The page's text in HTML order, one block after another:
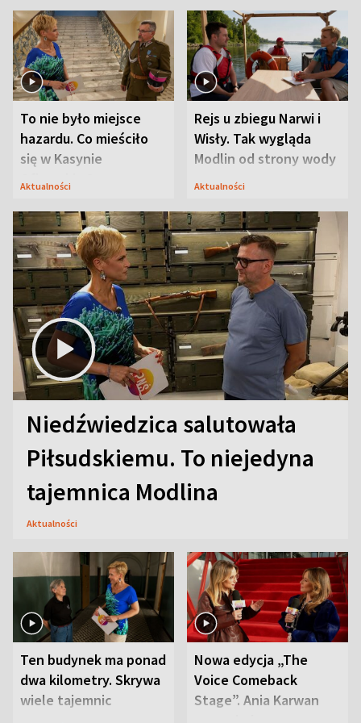
To nie było miejsce
hazardu. Co mieściło
się w Kasynie
Oficerskim?
Aktualności
Rejs u zbiegu Narwi i
Wisły. Tak wygląda
Modlin od strony wody
Aktualności
Niedźwiedzica salutowała
Piłsudskiemu. To niejedyna
tajemnica Modlina
Aktualności
Ten budynek ma ponad
dwa kilometry. Skrywa
wiele tajemnic
Nowa edycja „The
Voice Comeback
Stage”. Ania Karwan